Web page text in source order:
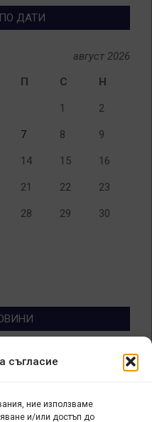
съгласие
ние използваме
и/или достъп до
ДАТИ
август 2026
П С Н
1 2
7 8 9
14 15 16
21 22 23
28 29 30